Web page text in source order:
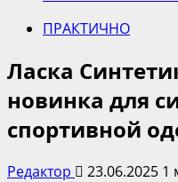
ПРАКТИЧНО
Ласка
новинка для
спортивной
Редактор 23.06.2025 1